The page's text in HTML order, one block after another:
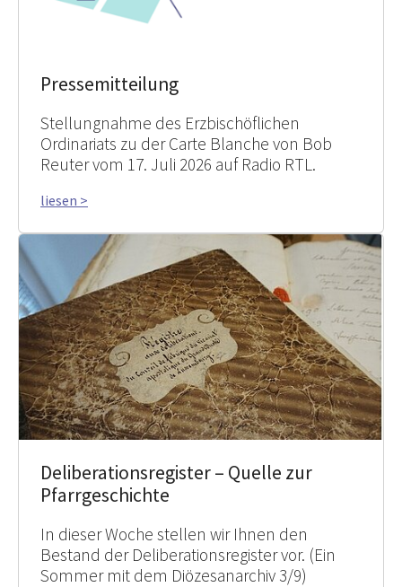
Pressemitteilung
Stellungnahme des Erzbischöflichen
Ordinariats zu der Carte Blanche von Bob
Reuter vom 17. Juli 2026 auf Radio RTL.
liesen >
Deliberationsregister – Quelle zur
Pfarrgeschichte
In dieser Woche stellen wir Ihnen den
Bestand der Deliberationsregister vor. (Ein
Sommer mit dem Diözesanarchiv 3/9)